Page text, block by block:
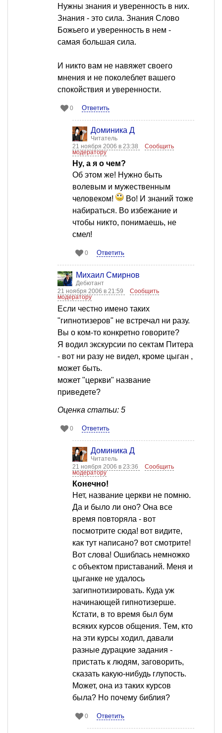
Нужны знания и уверенность в них.
Знания - это сила. Знания Слово
Божьего и уверенность в нем -
самая большая сила.
И никто вам не навяжет своего
мнения и не поколеблет вашего
спокойствия и уверенности.
0 Ответить
Доминика Д
Читатель
21 ноября 2006 в 23:38
Сообщить
модератору
Ну, а я о чем?
Об этом же! Нужно быть
волевым и мужественным
человеком!
Во! И знаний тоже
набираться. Во избежание и
чтобы никто, понимаешь, не
смел!
0 Ответить
Михаил Смирнов
Дебютант
21 ноября 2006 в 21:59
Сообщить
модератору
Если честно имено таких
"гипнотизеров" не встречал ни разу.
Вы о ком-то конкретно говорите?
Я водил экскурсии по сектам Питера
- вот ни разу не видел, кроме цыган ,
может быть.
может "церкви" название
приведете?
Оценка статьи: 5
0 Ответить
Доминика Д
Читатель
21 ноября 2006 в 23:36
Сообщить
модератору
Конечно!
Нет, название церкви не помню.
Да и было ли оно? Она все
время повторяла - вот
посмотрите сюда! вот видите,
как тут написано? вот смотрите!
Вот слова! Ошиблась немножко
с объектом приставаний. Меня и
цыганке не удалось
загипнотизировать. Куда уж
начинающей гипнотизерше.
Кстати, в то время был бум
всяких курсов общения. Тем, кто
на эти курсы ходил, давали
разные дурацкие задания -
пристать к людям, заговорить,
сказать какую-нибудь глупость.
Может, она из таких курсов
была? Но почему библия?
0 Ответить